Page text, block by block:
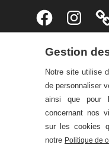
Gestion
Notre site utilise
de personnaliser
ainsi que pour
concernant nos
sur les cookies
notre Politique de